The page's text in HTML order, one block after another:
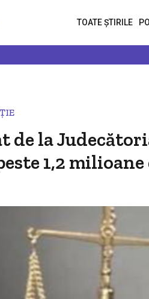
TOATE ȘTIRILE
de la
1,2